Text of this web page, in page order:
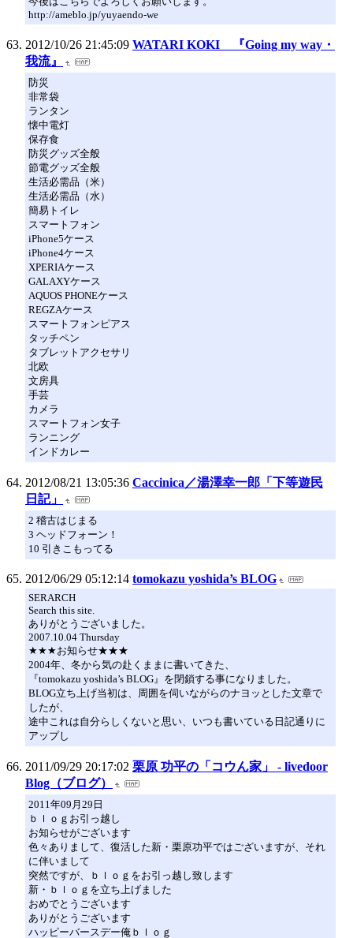
http://ameblo.jp/yuyaendo-we
2012/10/26 21:45:09 WATARI KOKI 『Going my way・
我流』
防災
非常袋
ランタン
懐中電灯
保存食
防災グッズ全般
節電グッズ全般
生活必需品（米）
生活必需品（水）
簡易トイレ
スマートフォン
iPhone5ケース
iPhone4ケース
XPERIAケース
GALAXYケース
AQUOS PHONEケース
REGZAケース
スマートフォンピアス
タッチペン
タブレットアクセサリ
北欧
文房具
手芸
カメラ
スマートフォン女子
ランニング
インドカレー
2012/08/21 13:05:36 Caccinica／湯澤幸一郎「下等遊民
日記」
2 稽古はじまる
3 ヘッドフォーン！
10 引きこもってる
2012/06/29 05:12:14 tomokazu yoshida’s BLOG
SERARCH
Search this site.
ありがとうございました。
2007.10.04 Thursday
★★★お知らせ★★★
2004年、冬から気の赴くままに書いてきた、
『tomokazu yoshida’s BLOG』を閉鎖する事になりました。
BLOG立ち上げ当初は、周囲を伺いながらのナヨッとした文章で
したが、
途中これは自分らしくないと思い、いつも書いている日記通りに
アップし
2011/09/29 20:17:02 栗原 功平の「コウん家」 - livedoor
Blog（ブログ）
2011年09月29日
ｂｌｏｇお引っ越し
お知らせがございます
色々ありまして、復活した新・栗原功平ではございますが、それ
に伴いまして
突然ですが、ｂｌｏｇをお引っ越し致します
新・ｂｌｏｇを立ち上げました
おめでとうございます
ありがとうございます
ハッピーバースデー俺ｂｌｏｇ